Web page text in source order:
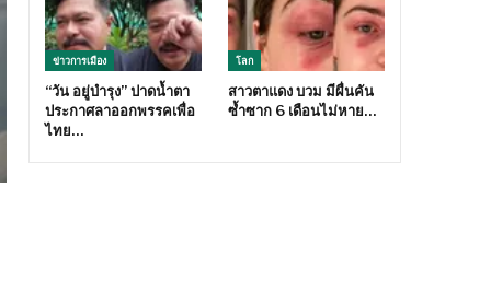
ข่าวการเมือง
“วัน อยู่บำรุง” ปาดน้ำตา
ประกาศลาออกพรรคเพื่อ
ไทย…
โลก
สาวตาแดง บวม มีผื่นคัน
ซ้ำซาก 6 เดือนไม่หาย…